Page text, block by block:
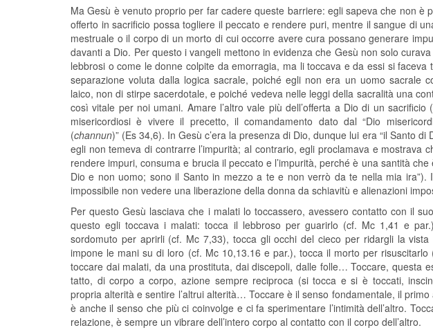
Ma Gesù è venuto proprio per far cadere queste barriere: egli sapeva che non è
offerto in sacrificio possa togliere il peccato e rendere puri, mentre il sangue di
mestruale o il corpo di un morto di cui occorre avere cura possano generare
davanti a Dio. Per questo i vangeli mettono in evidenza che Gesù non solo
lebbrosi o come le donne colpite da emorragia, ma li toccava e da essi si faceva
separazione voluta dalla logica sacrale, poiché egli non era un uomo sacrale
laico, non di stirpe sacerdotale, e poiché vedeva nelle leggi della sacralità una
così vitale per noi umani. Amare l’altro vale più dell’offerta a Dio di un
misericordiosi è vivere il precetto, il comandamento dato dal “Dio
(channun)” (Es 34,6). In Gesù c’era la presenza di Dio, dunque lui era “il Santo
egli non temeva di contrarre l’impurità; al contrario, egli proclamava e mostrava
rendere impuri, consuma e brucia il peccato e l’impurità, perché è una santità
Dio e non uomo; sono il Santo in mezzo a te e non verrò da te nella mia ira”).
impossibile non vedere una liberazione della donna da schiavitù e alienazioni
Per questo Gesù lasciava che i malati lo toccassero, avessero contatto con il
questo egli toccava i malati: tocca il lebbroso per guarirlo (cf. Mc 1,41 e
sordomuto per aprirli (cf. Mc 7,33), tocca gli occhi del cieco per ridargli la
impone le mani su di loro (cf. Mc 10,13.16 e par.), tocca il morto per
toccare dai malati, da una prostituta, dai discepoli, dalle folle… Toccare, questa
tatto, di corpo a corpo, azione sempre reciproca (si tocca e si è toccati,
propria alterità e sentire l’altrui alterità… Toccare è il senso fondamentale, il
è anche il senso che più ci coinvolge e ci fa sperimentare l’intimità dell’altro.
relazione, è sempre un vibrare dell’intero corpo al contatto con il corpo dell’altro.